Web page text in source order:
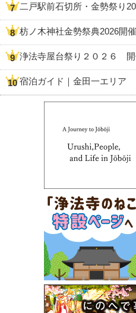
二戸駅前石切所・金勢祭り
枋ノ木神社金勢祭典2026開
浄法寺屋台祭り２０２６
宿泊ガイド｜金田一エリア